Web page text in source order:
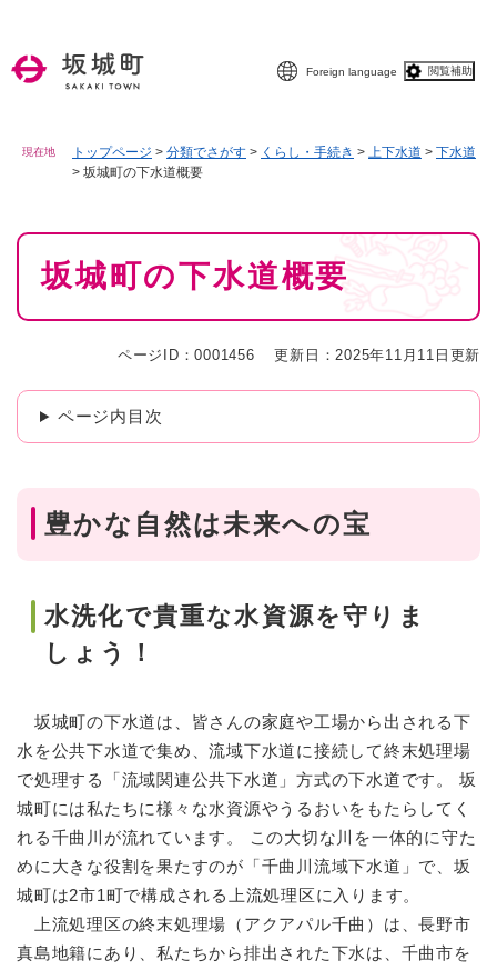
Foreign language 閲覧補助
現在地 トップページ > 分類でさがす > くらし・手続き > 上下水道 > 下水道
> 坂城町の下水道概要
本
坂城町の下水道概要
ページID：0001456 更新日：2025年11月11日更新
ページ内目次
豊かな自然は未来への宝
水洗化で貴重な水資源を守りま
しょう！
坂城町の下水道は、皆さんの家庭や工場から出される下
水を公共下水道で集め、流域下水道に接続して終末処理場
で処理する「流域関連公共下水道」方式の下水道です。 坂
城町には私たちに様々な水資源やうるおいをもたらしてく
れる千曲川が流れています。 この大切な川を一体的に守た
めに大きな役割を果たすのが「千曲川流域下水道」で、坂
城町は2市1町で構成される上流処理区に入ります。
上流処理区の終末処理場（アクアパル千曲）は、長野市
真島地籍にあり、私たちから排出された下水は、千曲市を